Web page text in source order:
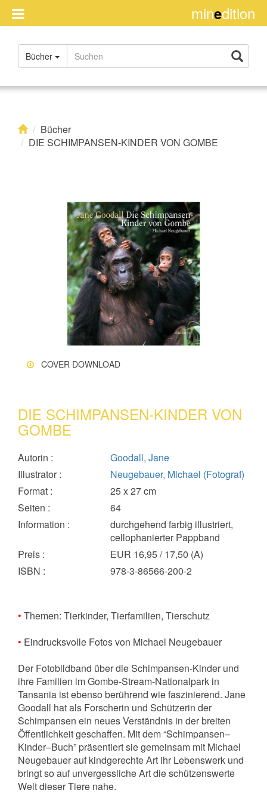
minedition
Impressum
Über
Rights
Bücher
Bücher
DIE SCHIMPANSEN-KINDER VON GOMBE
COVER DOWNLOAD
DIE SCHIMPANSEN-KINDER VON
GOMBE
Autorin :
Goodall, Jane
Illustrator :
Neugebauer, Michael (Fotograf)
Format :
25 x 27 cm
Seiten :
64
Information :
durchgehend farbig illustriert,
cellophanierter Pappband
Preis :
EUR 16,95 / 17,50 (A)
ISBN : 978-3-86566-200-2
• Themen: Tierkinder, Tierfamilien, Tierschutz
• Eindrucksvolle Fotos von Michael Neugebauer
Der Fotobildband über die Schimpansen-Kinder und
ihre Familien im Gombe-Stream-Nationalpark in
Tansania ist ebenso berührend wie faszinierend. Jane
Goodall hat als Forscherin und Schützerin der
Schimpansen ein neues Verständnis in der breiten
Öffentlichkeit geschaffen. Mit dem “Schimpansen–
Kinder–Buch” präsentiert sie gemeinsam mit Michael
Neugebauer auf kindgerechte Art ihr Lebenswerk und
bringt so auf unvergessliche Art die schützenswerte
Welt dieser Tiere nahe.